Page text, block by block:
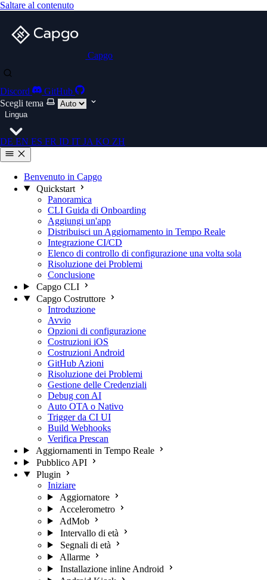
Saltare al contenuto
Capgo
Discord
GitHub
Scegli tema
Lingua
DE EN ES FR ID IT JA KO ZH
Benvenuto in Capgo
Quickstart
Panoramica
CLI Guida di Onboarding
Aggiungi un'app
Distribuisci un Aggiornamento in Tempo Reale
Integrazione CI/CD
Elenco di controllo di configurazione una volta sola
Risoluzione dei Problemi
Conclusione
Capgo CLI
Capgo Costruttore
Introduzione
Avvio
Opzioni di configurazione
Costruzioni iOS
Costruzioni Android
GitHub Azioni
Risoluzione dei Problemi
Gestione delle Credenziali
Debug con AI
Auto OTA o Nativo
Trigger da CI UI
Build Webhooks
Verifica Prescan
Aggiornamenti in Tempo Reale
Pubblico API
Plugin
Iniziare
Aggiornatore
Accelerometro
AdMob
Intervallo di età
Segnali di età
Allarme
Installazione inline Android